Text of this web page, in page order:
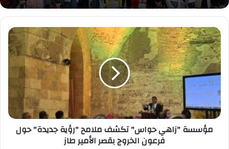
مؤسسة
"زاهي
حواس"
تكشف
ملامح
"رؤية
جديدة"
حول
فرعون
الخروج
مؤسسة "زاهي حواس" تكشف ملامح "رؤية جديدة" حول
فرعون الخروج بقصر الأمير طاز